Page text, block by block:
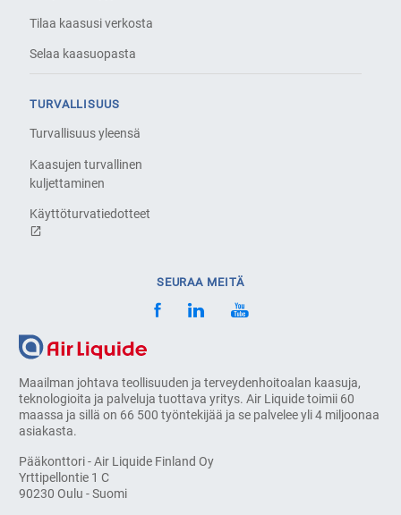
Maailman johtava teollisuuden ja terveydenhoitoalan kaasuja,
teknologioita ja palveluja tuottava yritys. Air Liquide toimii 60
maassa ja sillä on 66 500 työntekijää ja se palvelee yli 4 miljoonaa
asiakasta.
Pääkonttori - Air Liquide Finland Oy
Yrttipellontie 1 C
90230 Oulu - Suomi
Tilaa kaasusi verkosta
Selaa kaasuopasta
TURVALLISUUS
Turvallisuus yleensä
Kaasujen turvallinen
kuljettaminen
Käyttöturvatiedotteet
SEURAA MEITÄ